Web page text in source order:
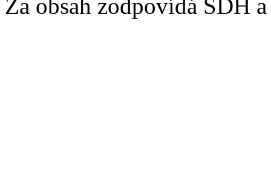
Za obsah zodpovídá SDH